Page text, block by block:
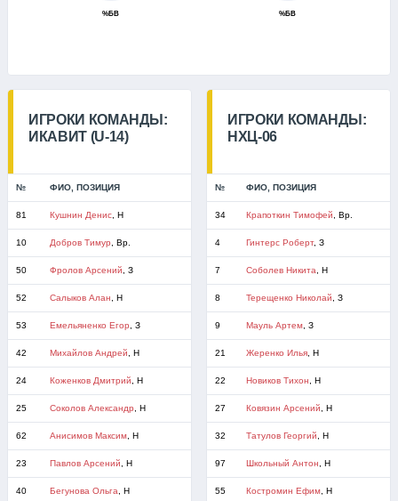
%БВ %БВ
ИГРОКИ КОМАНДЫ:
ИКАВИТ (U-14)
№ ФИО, ПОЗИЦИЯ
81 Кушнин Денис, Н
10 Добров Тимур , Вр.
50 Фролов Арсений , З
52 Салыков Алан , Н
53 Емельяненко Егор , З
42 Михайлов Андрей , Н
24 Коженков Дмитрий , Н
25 Соколов Александр , Н
62 Анисимов Максим, Н
23 Павлов Арсений , Н
40 Бегунова Ольга , Н
ИГРОКИ КОМАНДЫ:
НХЦ-06
№ ФИО, ПОЗИЦИЯ
34 Крапоткин Тимофей , Вр.
4 Гинтерс Роберт, З
7 Соболев Никита , Н
8 Терещенко Николай , З
9 Мауль Артем, З
21 Жеренко Илья, Н
22 Новиков Тихон , Н
27 Ковязин Арсений , Н
32 Татулов Георгий , Н
97 Школьный Антон , Н
55 Костромин Ефим, Н